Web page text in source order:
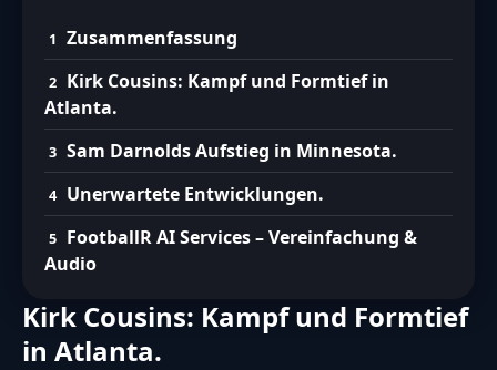
Zusammenfassung
Kirk Cousins: Kampf und Formtief in
Atlanta.
Sam Darnolds Aufstieg in Minnesota.
Unerwartete Entwicklungen.
FootballR AI Services – Vereinfachung &
Audio
Kirk Cousins: Kampf und Formtief
in Atlanta.